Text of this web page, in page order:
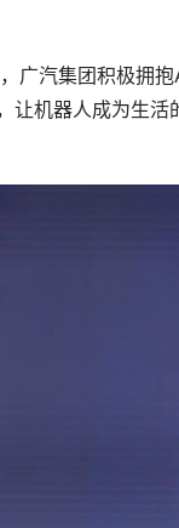
广汽集团积极拥
让机器人成为生